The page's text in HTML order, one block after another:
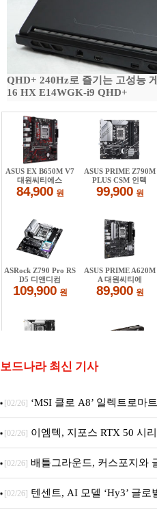
QHD+ 240Hz로 즐기는 고성능
16 HX E14WGK-i9 QHD+
보드나라 최신 기사
[02/26] ‘MSI 클로 A8’ 일렉트로마
[02/26] 이엠텍, 지포스 RTX 50 시
팀 월렛부터 PALIT 지포스 RTX
[02/26] 배틀그라운드, 커스포지와
[02/26] 텐센트, AI 모델 ‘Hy3’ 글로